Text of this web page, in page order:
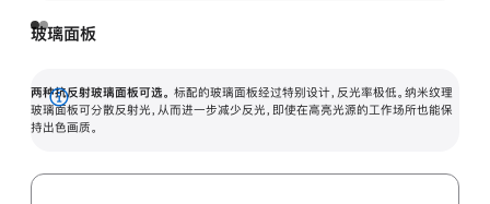
玻璃面板
两种抗反射玻璃面板可选。 标配的玻璃面板经过特别设计，反光率极低。纳米纹理
玻璃面板可分散反射光，从而进一步减少反光，即使在高亮光源的工作场所也能保
持出色画质。
展
开